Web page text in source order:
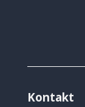
Kontakt